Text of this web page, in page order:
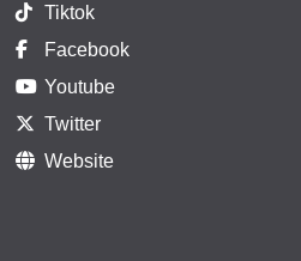
Tiktok
Facebook
Youtube
Twitter
Website